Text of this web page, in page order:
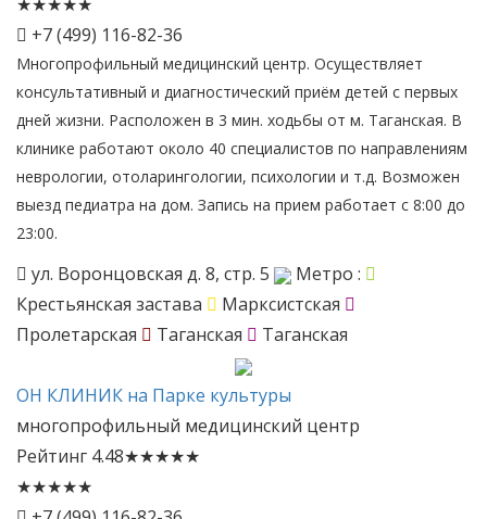
+7 (499) 116-82-36
Многопрофильный медицинский центр. Осуществляет
консультативный и диагностический приём детей с первых
дней жизни. Расположен в 3 мин. ходьбы от м. Таганская. В
клинике работают около 40 специалистов по направлениям
неврологии, отоларингологии, психологии и т.д. Возможен
выезд педиатра на дом. Запись на прием работает с 8:00 до
23:00.
ул. Воронцовская д. 8, стр. 5
Метро :
Крестьянская застава
Марксистская
Пролетарская
Таганская Таганская
ОН КЛИНИК на Парке культуры
многопрофильный медицинский центр
Рейтинг 4.48★★★★★
★★★★★